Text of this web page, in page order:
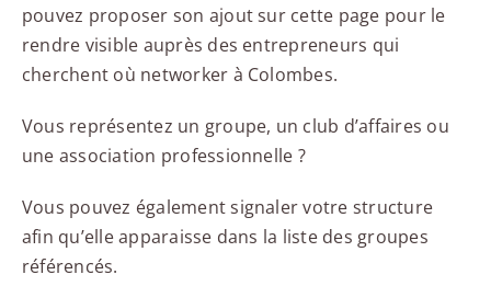
pouvez proposer son ajout sur cette page pour le
rendre visible auprès des entrepreneurs qui
cherchent où networker à Colombes.
Vous représentez un groupe, un club d’affaires ou
une association professionnelle ?
Vous pouvez également signaler votre structure
afin qu’elle apparaisse dans la liste des groupes
référencés.